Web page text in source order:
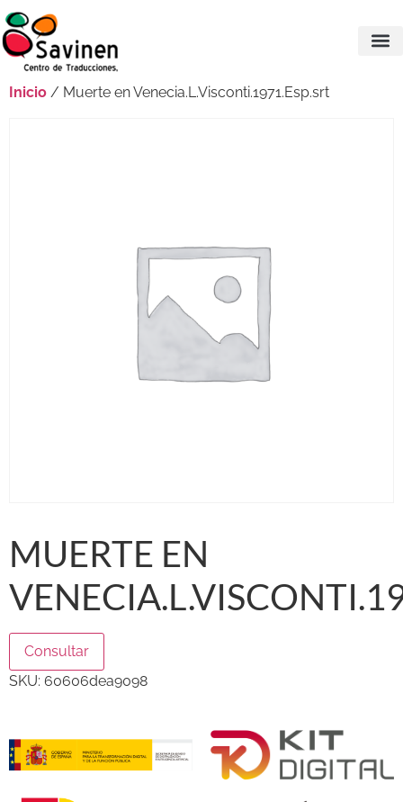
Inicio / Muerte en Venecia.L.Visconti.1971.Esp.srt
MUERTE EN
Consultar
SKU: 60606dea9098